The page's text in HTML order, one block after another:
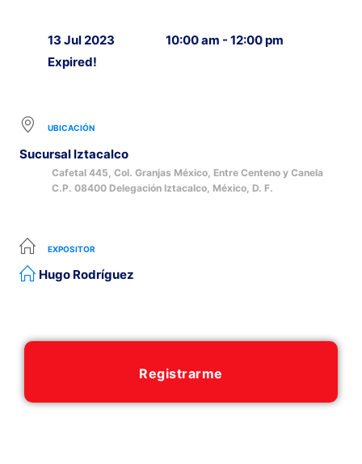
13 Jul 2023
Expired!
10:00 am - 12:00 pm
UBICACIÓN
Sucursal Iztacalco
Cafetal 445, Col. Granjas México, Entre Centeno y Canela
C.P. 08400 Delegación Iztacalco, México, D. F.
EXPOSITOR
Hugo Rodríguez
Registrarme